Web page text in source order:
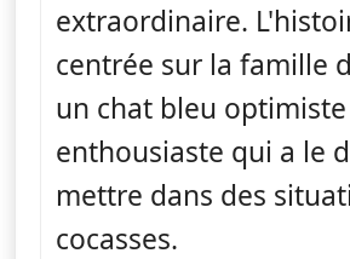
extraordinaire.
centrée sur la famille
un chat bleu
enthousiaste qui a le
mettre dans des
cocasses.